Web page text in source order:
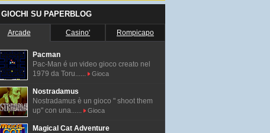
I GIOCHI SU PAPERBLOG
Arcade Casino' Rompicapo
Pacman
Pac-Man é un video gioco creato nel
1979 da Toru......
Gioca
Nostradamus
Nostradamus è un gioco " shoot them
up" con una......
Gioca
Magical Cat Adventure